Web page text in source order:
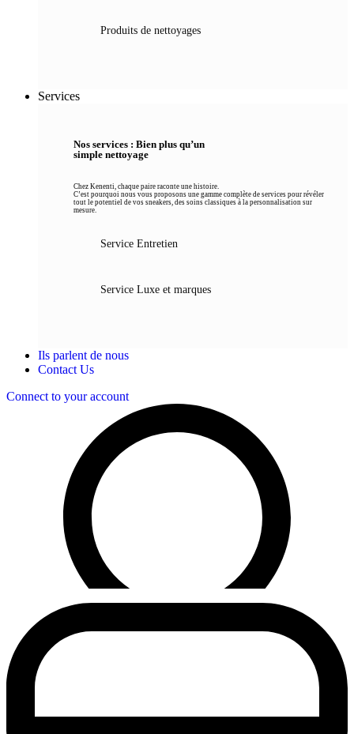
Produits de nettoyages
Services
Nos services : Bien plus qu’un
simple nettoyage
Chez Kenenti, chaque paire raconte une histoire.
C’est pourquoi nous vous proposons une gamme complète de services pour révéler
tout le potentiel de vos sneakers, des soins classiques à la personnalisation sur
mesure.
Service Entretien
Service Luxe et marques
Ils parlent de nous
Contact Us
Connect to your account